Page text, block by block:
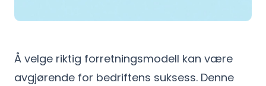
Å velge riktig forretningsmodell kan være
avgjørende for bedriftens suksess. Denne